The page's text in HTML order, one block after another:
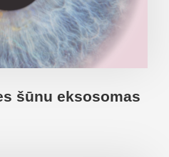
šūnu eksosomas